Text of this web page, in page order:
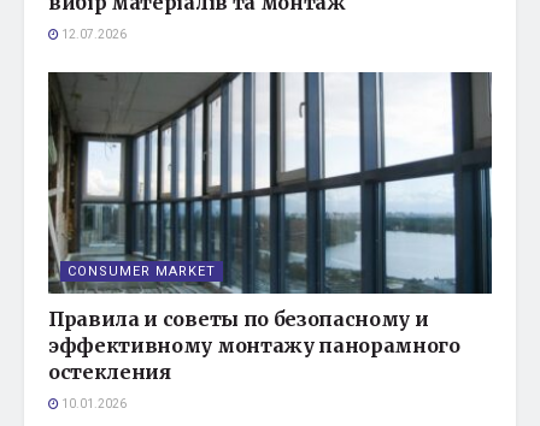
12.07.2026
CONSUMER MARKET
Правила и советы по безопасному и
эффективному монтажу панорамного
остекления
10.01.2026